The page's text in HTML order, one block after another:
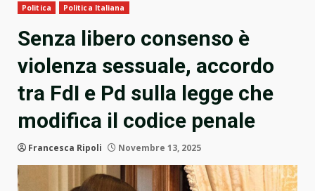
Politica Politica Italiana
Senza libero consenso è
violenza sessuale, accordo
tra FdI e Pd sulla legge che
modifica il codice penale
Francesca Ripoli Novembre 13, 2025